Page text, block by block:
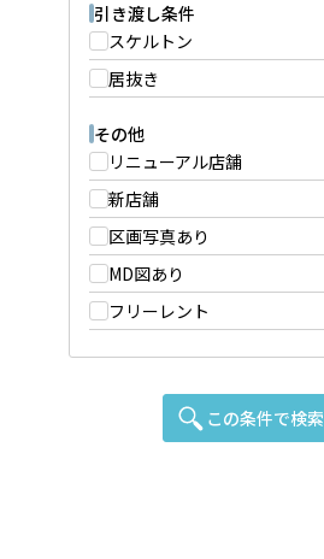
引き渡し条件
スケルトン
居抜き
その他
リニューアル店舗
新店舗
区画写真あり
MD図あり
フリーレント
この条件で検索